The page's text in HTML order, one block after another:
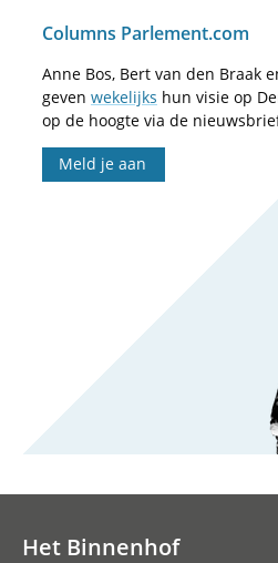
Columns Parlement.com
Anne Bos, Bert van den Braak
geven wekelijks hun visie op
op de hoogte via de
Meld je aan
Het Binnenhof